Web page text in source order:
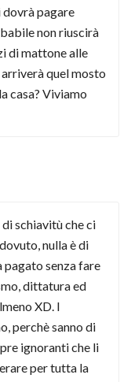
dovrà pagare
non riuscirà
di mattone alle
arriverà quel mosto
casa? Viviamo
schiavitù che ci
nulla è di
senza fare
dittatura ed
XD. I
perchè sanno di
ignoranti che li
per tutta la